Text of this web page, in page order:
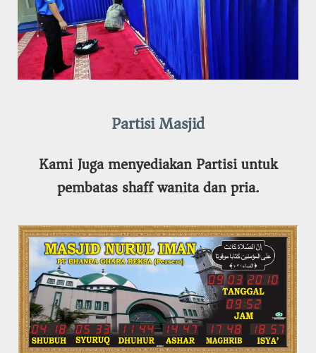
Partisi Masjid
Kami Juga menyediakan Partisi untuk
pembatas shaff wanita dan pria.